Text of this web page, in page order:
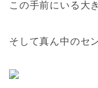
この手前にいる大
そして真ん中のセ